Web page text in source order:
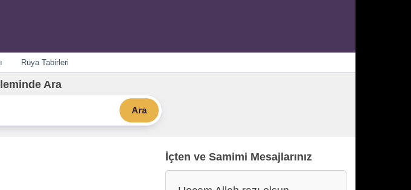
Rüya Tabirleri
Ara
Ara
İçten ve Samimi Mesajlarınız